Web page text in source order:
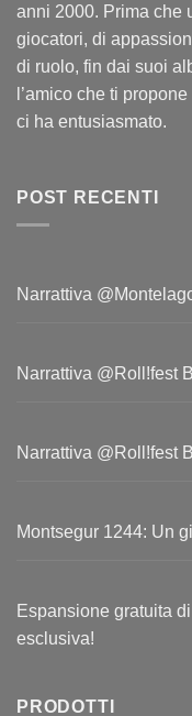
anni 2000. Prima che
giocatori, di
di ruolo, fin dai suoi
l’amico che ti
ci ha entusiasmato.
POST RECENTI
Narrattiva
Narrattiva @Roll!fest
Narrattiva @Roll!fest
Montsegur 1244: Un
Espansione gratuita
esclusiva!
PRODOTTI